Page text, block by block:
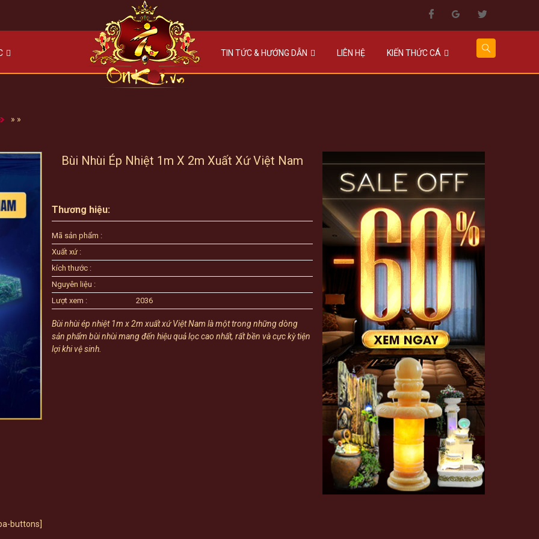
TIN TỨC & HƯỚNG DẪN LIÊN HỆ KIẾN THỨC CÁ
» »
buttons]
Bùi Nhùi Ép Nhiệt 1m X 2m Xuất Xứ Việt Nam
Thương hiệu:
Mã sản phẩm :
Xuất xứ :
kích thước :
Nguyên liệu :
Lượt xem :
2036
Bùi nhùi ép nhiệt 1m x 2m xuất xứ Việt Nam là một trong những dòng
sản phẩm bùi nhùi mang đến hiệu quả lọc cao nhất, rất bền và cực kỳ tiện
lợi khi vệ sinh.